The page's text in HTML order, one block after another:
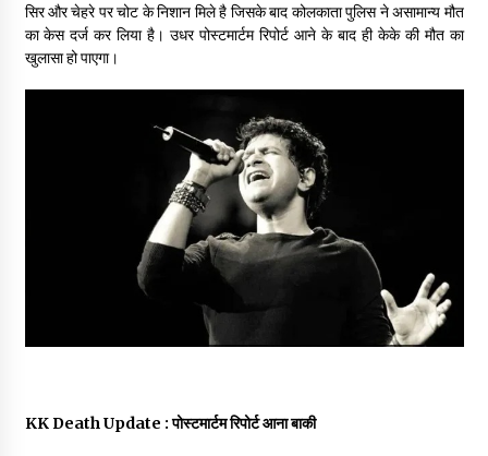
Thought Of The Day 14 May
May 14, 2022
Thought Of The Day 13 May
May 13, 2022
Thought Of The Day 12 May
सिर और चेहरे पर चोट के निशान मिले है जिसके बाद कोलकाता पुलिस ने असामान्य मौत
का केस दर्ज कर लिया है। उधर पोस्टमार्टम रिपोर्ट आने के बाद ही केके की मौत का
खुलासा हो पाएगा।
KK Death Update : पोस्टमार्टम रिपोर्ट आना बाकी